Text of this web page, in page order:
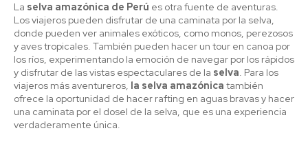
La selva amazónica de Perú es otra fuente de aventuras.
Los viajeros pueden disfrutar de una caminata por la selva,
donde pueden ver animales exóticos, como monos, perezosos
y aves tropicales. También pueden hacer un tour en canoa por
los ríos, experimentando la emoción de navegar por los rápidos
y disfrutar de las vistas espectaculares de la selva. Para los
viajeros más aventureros, la selva amazónica también
ofrece la oportunidad de hacer rafting en aguas bravas y hacer
una caminata por el dosel de la selva, que es una experiencia
verdaderamente única.